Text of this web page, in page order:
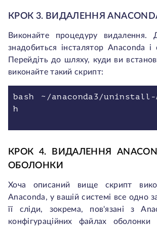
КРОК 3. ВИДАЛЕННЯ
Виконайте процедуру
знадобиться інсталятор Anaconda і
Перейдіть до шляху, куди ви
виконайте такий скрипт:
bash ~/anaconda3/uninstall-
h
КРОК 4. ВИДАЛЕННЯ
ОБОЛОНКИ
Хоча описаний вище скрипт
Anaconda, у вашій системі все одно
її сліди, зокрема, пов'язані з
конфігураційних файлах оболонки